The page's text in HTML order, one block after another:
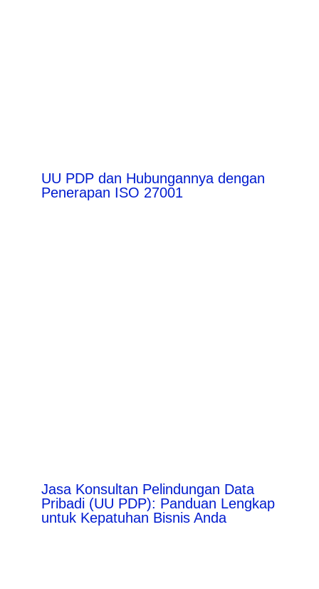
UU PDP dan Hubungannya dengan
Penerapan ISO 27001
Jasa Konsultan Pelindungan Data
Pribadi (UU PDP): Panduan Lengkap
untuk Kepatuhan Bisnis Anda